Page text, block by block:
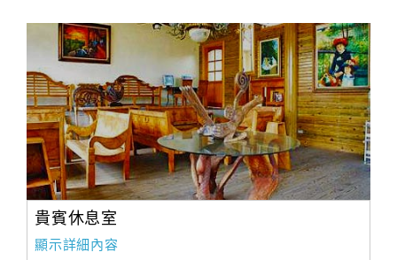
貴賓休息室
顯示詳細內容